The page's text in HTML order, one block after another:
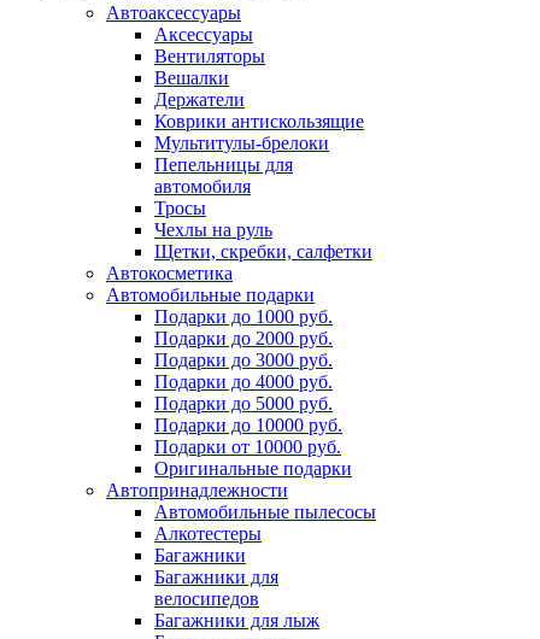
Автоаксессуары
Аксессуары
Вентиляторы
Вешалки
Держатели
Коврики антискользящие
Мультитулы-брелоки
Пепельницы для
автомобиля
Тросы
Чехлы на руль
Щетки, скребки, салфетки
Автокосметика
Автомобильные подарки
Подарки до 1000 руб.
Подарки до 2000 руб.
Подарки до 3000 руб.
Подарки до 4000 руб.
Подарки до 5000 руб.
Подарки до 10000 руб.
Подарки от 10000 руб.
Оригинальные подарки
Автопринадлежности
Автомобильные пылесосы
Алкотестеры
Багажники
Багажники для
велосипедов
Багажники для лыж